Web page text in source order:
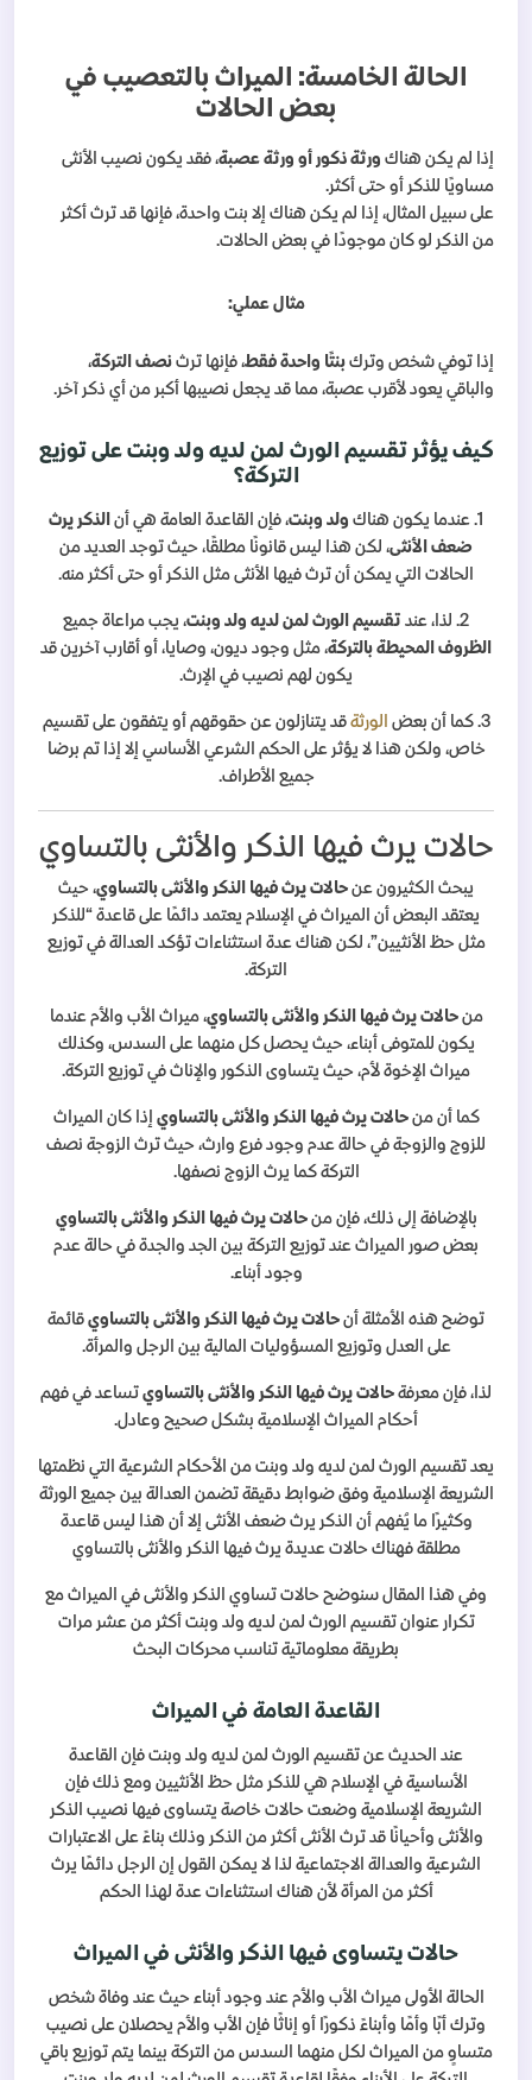
الحالة الخامسة: الميراث بالتعصيب في
بعض الحالات
إذا لم يكن هناك ورثة ذكور أو ورثة عصبة، فقد يكون نصيب الأنثى
مساويًا للذكر أو حتى أكثر.
على سبيل المثال، إذا لم يكن هناك إلا بنت واحدة، فإنها قد ترث أكثر
من الذكر لو كان موجودًا في بعض الحالات.
مثال عملي:
إذا توفي شخص وترك بنتًا واحدة فقط، فإنها ترث نصف التركة،
والباقي يعود لأقرب عصبة، مما قد يجعل نصيبها أكبر من أي ذكر آخر.
كيف يؤثر تقسيم الورث لمن لديه ولد وبنت على توزيع
التركة؟
1. عندما يكون هناك ولد وبنت، فإن القاعدة العامة هي أن الذكر يرث
ضعف الأنثى، لكن هذا ليس قانونًا مطلقًا، حيث توجد العديد من
الحالات التي يمكن أن ترث فيها الأنثى مثل الذكر أو حتى أكثر منه.
2. لذا، عند تقسيم الورث لمن لديه ولد وبنت، يجب مراعاة جميع
الظروف المحيطة بالتركة، مثل وجود ديون، وصايا، أو أقارب آخرين قد
يكون لهم نصيب في الإرث.
3. كما أن بعض الورثةقد يتنازلون عن حقوقهم أو يتفقون على تقسيم
خاص، ولكن هذا لا يؤثر على الحكم الشرعي الأساسي إلا إذا تم برضا
جميع الأطراف.
حالات يرث فيها الذكر والأنثى بالتساوي
يبحث الكثيرون عن حالات يرث فيها الذكر والأنثى بالتساوي، حيث
يعتقد البعض أن الميراث في الإسلام يعتمد دائمًا على قاعدة “للذكر
مثل حظ الأنثيين”، لكن هناك عدة استثناءات تؤكد العدالة في توزيع
التركة.
منحالات يرث فيها الذكر والأنثى بالتساوي، ميراث الأب والأم عندما
يكون للمتوفى أبناء، حيث يحصل كل منهما على السدس، وكذلك
ميراث الإخوة لأم، حيث يتساوى الذكور والإناث في توزيع التركة.
كما أن منحالات يرث فيها الذكر والأنثى بالتساوي إذا كان الميراث
للزوج والزوجة في حالة عدم وجود فرع وارث، حيث ترث الزوجة نصف
التركة كما يرث الزوج نصفها.
بالإضافة إلى ذلك، فإن منحالات يرث فيها الذكر والأنثى بالتساوي
بعض صور الميراث عند توزيع التركة بين الجد والجدة في حالة عدم
وجود أبناء.
توضح هذه الأمثلة أن حالات يرث فيها الذكر والأنثى بالتساوي قائمة
على العدل وتوزيع المسؤوليات المالية بين الرجل والمرأة.
لذا، فإن معرفة حالات يرث فيها الذكر والأنثى بالتساوي تساعد في فهم
أحكام الميراث الإسلامية بشكل صحيح وعادل.
يعد تقسيم الورث لمن لديه ولد وبنت من الأحكام الشرعية التي نظمتها
الشريعة الإسلامية وفق ضوابط دقيقة تضمن العدالة بين جميع الورثة
وكثيرًا ما يُفهم أن الذكر يرث ضعف الأنثى إلا أن هذا ليس قاعدة
مطلقة فهناك حالات عديدة يرث فيها الذكر والأنثى بالتساوي
وفي هذا المقال سنوضح حالات تساوي الذكر والأنثى في الميراث مع
تكرار عنوان تقسيم الورث لمن لديه ولد وبنت أكثر من عشر مرات
بطريقة معلوماتية تناسب محركات البحث
القاعدة العامة في الميراث
عند الحديث عن تقسيم الورث لمن لديه ولد وبنت فإن القاعدة
الأساسية في الإسلام هي للذكر مثل حظ الأنثيين ومع ذلك فإن
الشريعة الإسلامية وضعت حالات خاصة يتساوى فيها نصيب الذكر
والأنثى وأحيانًا قد ترث الأنثى أكثر من الذكر وذلك بناءً على الاعتبارات
الشرعية والعدالة الاجتماعية لذا لا يمكن القول إن الرجل دائمًا يرث
أكثر من المرأة لأن هناك استثناءات عدة لهذا الحكم
حالات يتساوى فيها الذكر والأنثى في الميراث
الحالة الأولى ميراث الأب والأم عند وجود أبناء حيث عند وفاة شخص
وترك أبًا وأمًا وأبناءً ذكورًا أو إناثًا فإن الأب والأم يحصلان على نصيب
متساوٍ من الميراث لكل منهما السدس من التركة بينما يتم توزيع باقي